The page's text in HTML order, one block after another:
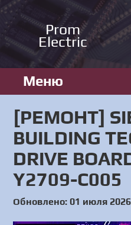
Prom
Electric
Меню
[РЕМОНТ]
BUILDING
DRIVE
Y2709-C005
Обновлено: 01 июля 2026